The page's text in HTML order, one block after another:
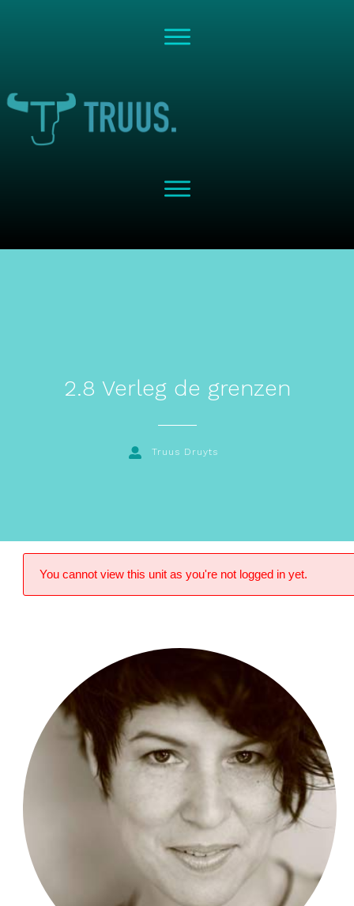
2.8 Verleg de grenzen
Truus Druyts
You cannot view this unit as you're not logged in yet.